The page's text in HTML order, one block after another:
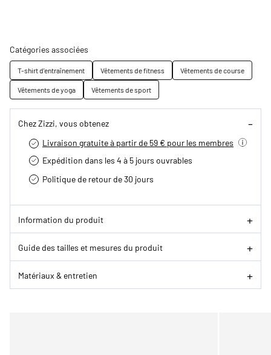
Catégories associées
T-shirt d'entraînement Vêtements de fitness
Vêtements de course
Vêtements de yoga
Vêtements de sport
Chez Zizzi, vous obtenez
Livraison gratuite à partir de 59 € pour les membres
Expédition dans les 4 à 5 jours ouvrables
Politique de retour de 30 jours
Information du produit
Guide des tailles et mesures du produit
Matériaux & entretien